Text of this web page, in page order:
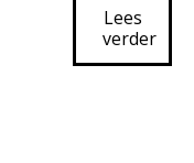
Lees
verder